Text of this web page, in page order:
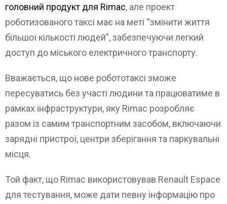
головний продукт для Rimac, але проект
роботизованого таксі має на меті “змінити життя
більшої кількості людей”, забезпечуючи легкий
доступ до міського електричного транспорту.
Вважається, що нове робототаксі зможе
пересуватись без участі людини та працюватиме в
рамках інфраструктури, яку Rimac розробляє
разом із самим транспортним засобом, включаючи
зарядні пристрої, центри зберігання та паркувальні
місця.
Той факт, що Rimac використовував Renault Espace
для тестування, може дати певну інформацію про